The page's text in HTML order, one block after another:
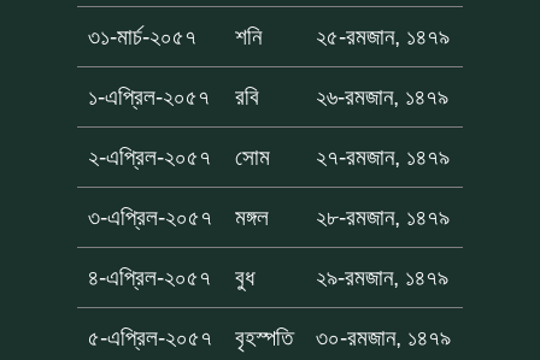
৩১-মার্চ-২০৫৭ শনি ২৫-রমজান, ১৪৭৯
১-এপ্রিল-২০৫৭ রবি ২৬-রমজান, ১৪৭৯
২-এপ্রিল-২০৫৭ সোম ২৭-রমজান, ১৪৭৯
৩-এপ্রিল-২০৫৭ মঙ্গল ২৮-রমজান, ১৪৭৯
৪-এপ্রিল-২০৫৭ বুধ ২৯-রমজান, ১৪৭৯
৫-এপ্রিল-২০৫৭ বৃহস্পতি ৩০-রমজান, ১৪৭৯